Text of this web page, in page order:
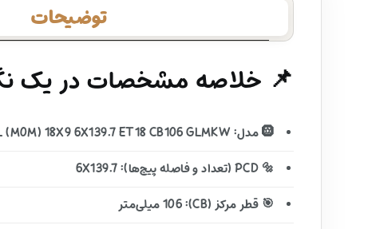
توضیحات
📌 خلاصه مشخصات در یک
🛞 مدل: MX-MARVEL (M0M) 18X9 6X139.7 ET18 CB106 GLMKW
🔩 PCD (تعداد و فاصله پیچ‌ها): 6X139.7
🎯 قطر مرکز (CB): 106 میلی‌متر